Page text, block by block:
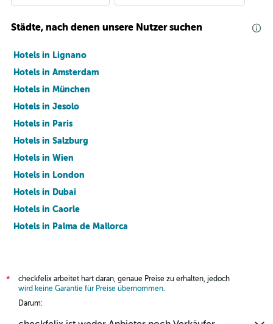
Städte, nach denen unsere Nutzer suchen
Hotels in Lignano
Hotels in Amsterdam
Hotels in München
Hotels in Jesolo
Hotels in Paris
Hotels in Salzburg
Hotels in Wien
Hotels in London
Hotels in Dubai
Hotels in Caorle
Hotels in Palma de Mallorca
*
checkfelix arbeitet hart daran, genaue Preise zu erhalten, jedoch
wird keine Garantie für Preise übernommen.
Darum: